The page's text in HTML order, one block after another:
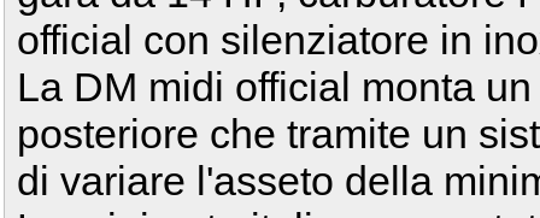
official con silenziatore in
La DM midi official monta
posteriore che tramite un
di variare l'asseto della